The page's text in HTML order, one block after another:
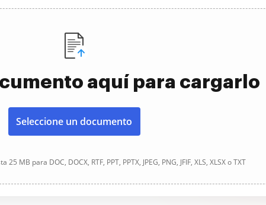
aquí para cargarlo
Seleccione un documento
MB para DOC, DOCX, RTF, PPT, PPTX, JPEG, PNG, JFIF, XLS, XLSX o TXT